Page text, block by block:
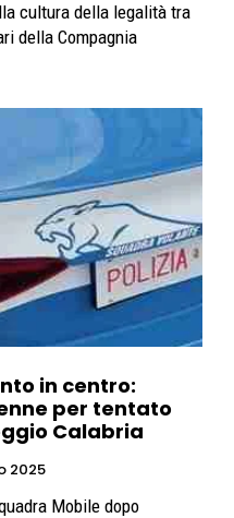
cultura della legalità tra
della Compagnia
in centro:
per tentato
Calabria
2025
Mobile dopo